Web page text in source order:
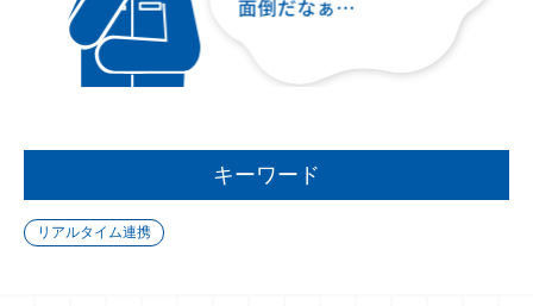
キーワード
リアルタイム連携